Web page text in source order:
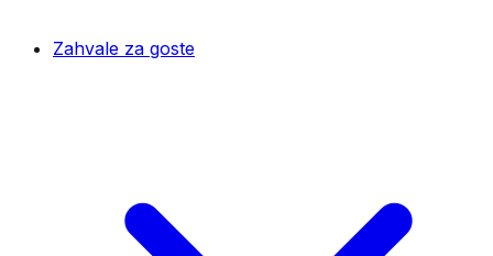
Zahvale za goste